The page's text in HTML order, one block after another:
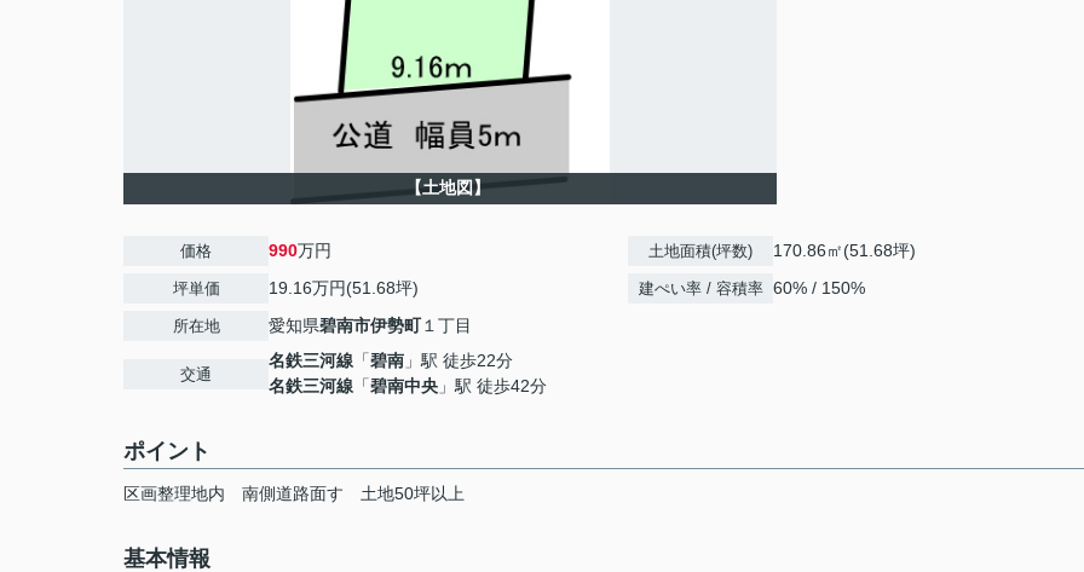
【土地図】
価格 990万円
坪単価 19.16万円(51.68坪)
所在地 愛知県碧南市伊勢町１丁目
交通
名鉄三河線 「碧南 」駅 徒歩22分
名鉄三河線 「碧南中央 」駅 徒歩42分
土地面積(坪数) 170.86㎡(51.68坪)
建ぺい率 / 容積率 60% / 150%
ポイント
区画整理地内 南側道路面す 土地50坪以上
基本情報